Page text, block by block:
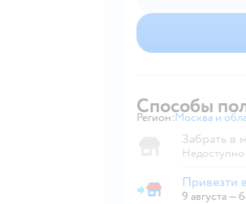
Способы
Регион:Москва и
Забрать в
Недоступно
Привезти в магазин
Привезти
9 августа—